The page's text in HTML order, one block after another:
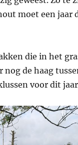
moet een jaar
die in het
de haag
voor dit